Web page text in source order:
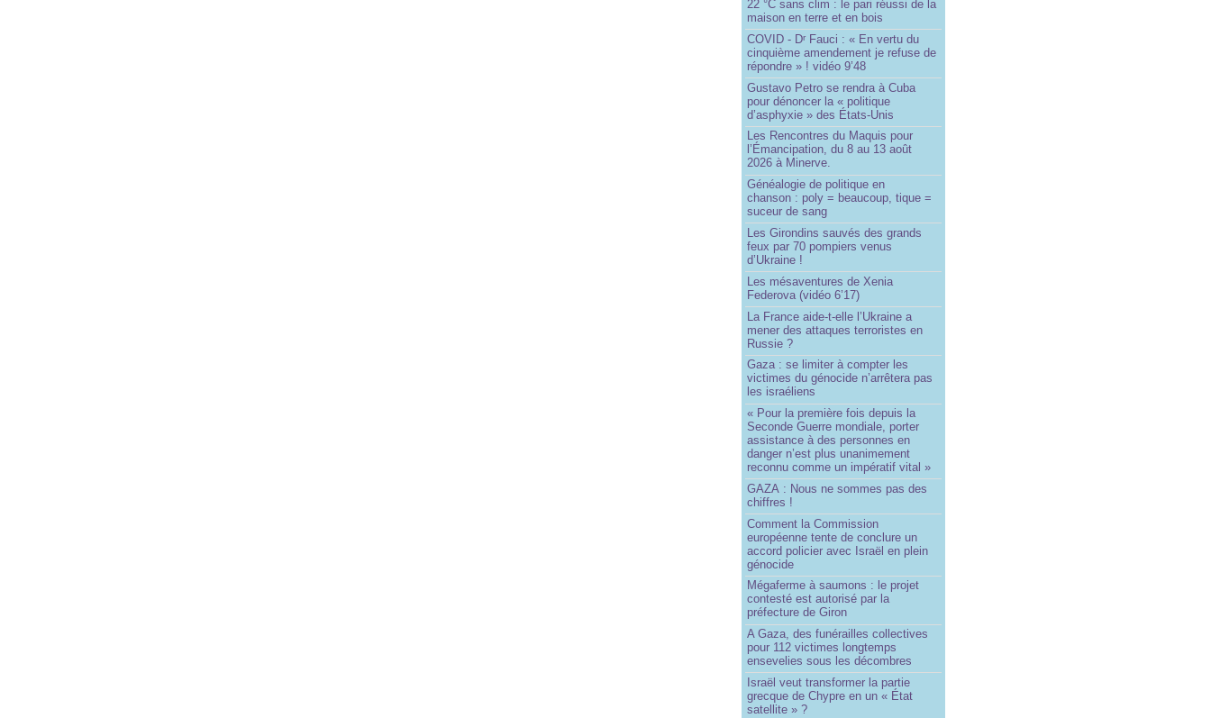
22 °C sans clim : le pari réussi de la
maison en terre et en bois
COVID - Dr Fauci : « En vertu du
cinquième amendement je refuse de
répondre » ! vidéo 9’48
Gustavo Petro se rendra à Cuba
pour dénoncer la « politique
d’asphyxie » des États-Unis
Les Rencontres du Maquis pour
l’Émancipation, du 8 au 13 août
2026 à Minerve.
Généalogie de politique en
chanson : poly = beaucoup, tique =
suceur de sang
Les Girondins sauvés des grands
feux par 70 pompiers venus
d’Ukraine !
Les mésaventures de Xenia
Federova (vidéo 6’17)
La France aide-t-elle l’Ukraine a
mener des attaques terroristes en
Russie ?
Gaza : se limiter à compter les
victimes du génocide n’arrêtera pas
les israéliens
« Pour la première fois depuis la
Seconde Guerre mondiale, porter
assistance à des personnes en
danger n’est plus unanimement
reconnu comme un impératif vital »
GAZA : Nous ne sommes pas des
chiffres !
Comment la Commission
européenne tente de conclure un
accord policier avec Israël en plein
génocide
Mégaferme à saumons : le projet
contesté est autorisé par la
préfecture de Giron
A Gaza, des funérailles collectives
pour 112 victimes longtemps
ensevelies sous les décombres
Israël veut transformer la partie
grecque de Chypre en un « État
satellite » ?